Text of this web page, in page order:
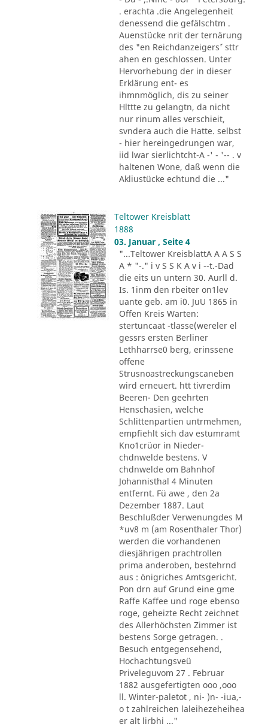
. erachta .die Angelegenheit
denessend die gefälschtm .
Auenstücke nrit der ternärung
des "en Reichdanzeigers´' sttr
ahen en geschlossen. Unter
Hervorhebung der in dieser
Erklärung ent- es
ihmnmöglich, dis zu seiner
Hlttte zu gelangtn, da nicht
nur rinum alles verschieit,
svndera auch die Hatte. selbst
- hier hereingedrungen war,
iid lwar sierlichtcht-A -' - '-- . v
haltenen Wone, daß wenn die
Akliustücke echtund die ..."
Teltower Kreisblatt
1888
03. Januar , Seite 4
"...Teltower KreisblattA A A S S
A * "-." i v S S K A v i --t.-Dad
die eits un untern 30. Aurll d.
Is. 1inm den rbeiter on1lev
uante geb. am i0. JuU 1865 in
Offen Kreis Warten:
stertuncaat -tlasse(wereler el
gessrs ersten Berliner
Lethharrse0 berg, erinssene
offene
Strusnoastreckungscaneben
wird erneuert. htt tivrerdim
Beeren- Den geehrten
Henschasien, welche
Schlittenpartien untrmehmen,
empfiehlt sich dav estumramt
Kno1crüor in Nieder-
chdnwelde bestens. V
chdnwelde om Bahnhof
Johannisthal 4 Minuten
entfernt. Fü awe , den 2a
Dezember 1887. Laut
Beschlußder Verwenungdes M
*uv8 m (am Rosenthaler Thor)
werden die vorhandenen
diesjährigen prachtrollen
prima anderoben, bestehrnd
aus : önigriches Amtsgericht.
Pon drn auf Grund eine gme
Raffe Kaffee und roge ebenso
roge, geheizte Recht zeichnet
des Allerhöchsten Zimmer ist
bestens Sorge getragen. .
Besuch entgegensehend,
Hochachtungsveü
Priveleguvom 27 . Februar
1882 ausgefertigten ooo ,ooo
ll. Winter-paletot , ni- )n- -iua,-
o t zahlreichen laleihezeheihea
er alt lirbhi ..."